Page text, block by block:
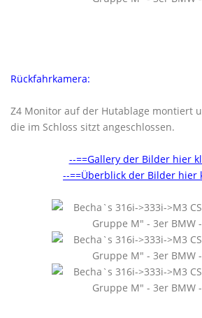
Rückfahrkamera:
Z4 Monitor auf der Hutablage montiert
die im Schloss sitzt angeschlossen.
--==Gallery der Bilder hier
--==Überblick der Bilder hier